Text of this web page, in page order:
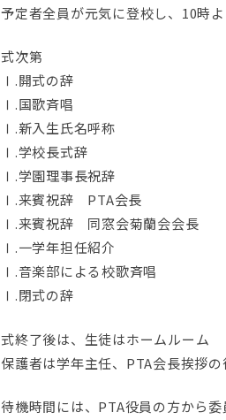
予定者全員が元気に登校し、10時
式次第
Ⅰ.開式の辞
Ⅰ.国歌斉唱
Ⅰ.新入生氏名呼称
Ⅰ.学校長式辞
Ⅰ.学園理事長祝辞
Ⅰ.来賓祝辞 PTA会長
Ⅰ.来賓祝辞 同窓会菊蘭会会長
Ⅰ.一学年担任紹介
Ⅰ.音楽部による校歌斉唱
Ⅰ.閉式の辞
式終了後は、生徒はホームルーム
保護者は学年主任、PTA会長挨拶
待機時間には、PTA役員の方から